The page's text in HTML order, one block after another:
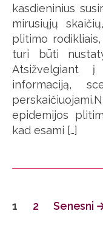
kasdieninius
mirusiųjų
plitimo
turi būti
Atsižvelgiant
informaciją,
epidemijos
kad esami […]
Navigacija
1 2 Senesni